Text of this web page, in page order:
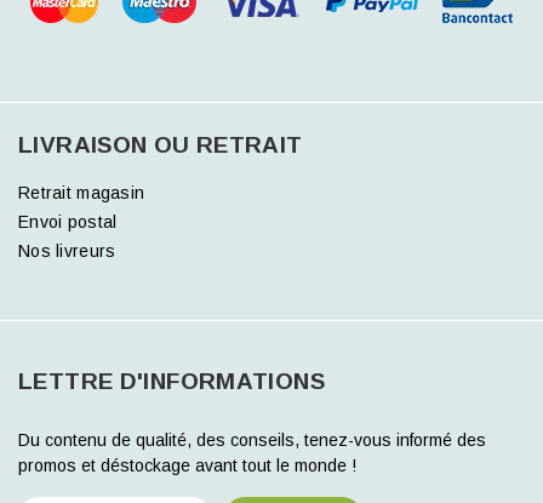
LIVRAISON OU RETRAIT
Retrait magasin
Envoi postal
Nos livreurs
LETTRE D'INFORMATIONS
Du contenu de qualité, des conseils, tenez-vous informé des
promos et déstockage avant tout le monde !